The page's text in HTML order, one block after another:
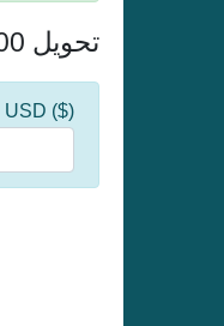
تحويل 20000 دولار أمريكي إلى الليرة التركية
($) USD